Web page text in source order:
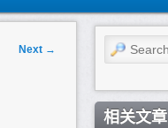
Next → Search
相关文章